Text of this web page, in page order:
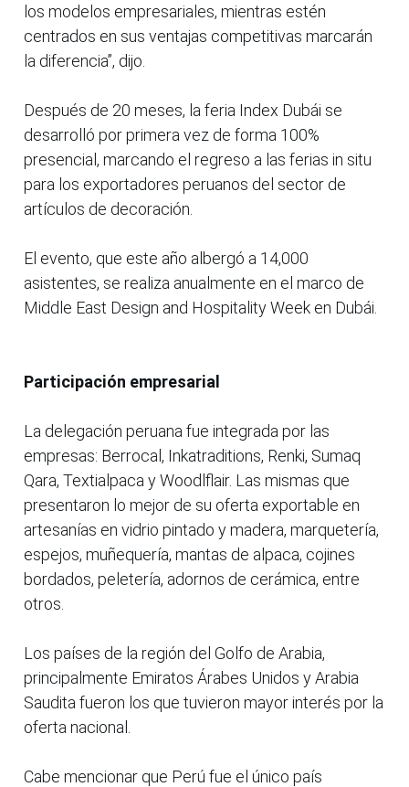
los modelos empresariales, mientras estén
centrados en sus ventajas competitivas marcarán
la diferencia”, dijo.
Después de 20 meses, la feria Index Dubái se
desarrolló por primera vez de forma 100%
presencial, marcando el regreso a las ferias in situ
para los exportadores peruanos del sector de
artículos de decoración.
El evento, que este año albergó a 14,000
asistentes, se realiza anualmente en el marco de
Middle East Design and Hospitality Week en Dubái.
Participación empresarial
La delegación peruana fue integrada por las
empresas: Berrocal, Inkatraditions, Renki, Sumaq
Qara, Textialpaca y Woodlflair. Las mismas que
presentaron lo mejor de su oferta exportable en
artesanías en vidrio pintado y madera, marquetería,
espejos, muñequería, mantas de alpaca, cojines
bordados, peletería, adornos de cerámica, entre
otros.
Los países de la región del Golfo de Arabia,
principalmente Emiratos Árabes Unidos y Arabia
Saudita fueron los que tuvieron mayor interés por la
oferta nacional.
Cabe mencionar que Perú fue el único país